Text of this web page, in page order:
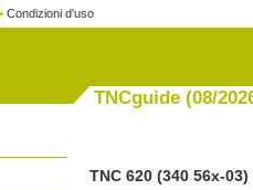
Condizioni d'uso
TNCguide (08/
TNC 620 (340 56x-03)